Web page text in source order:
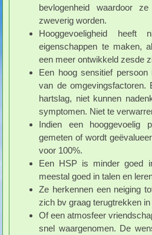
bevlogenheid waardoor
zweverig worden.
Hooggevoeligheid heeft
eigenschappen te maken,
een meer ontwikkeld zesde
Een hoog sensitief
van de omgevingsfactoren.
hartslag, niet kunnen
symptomen. Niet te
Indien een hooggevoelig
gemeten of wordt
voor 100%.
Een HSP is minder goed
meestal goed in talen en
Ze herkennen een neiging
zich bv graag terugtrekken in
Of een atmosfeer
snel waargenomen. De